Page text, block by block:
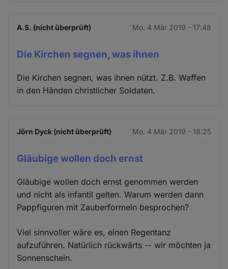
A.S. (nicht überprüft) Mo. 4 Mär 2019 - 17:48
Die Kirchen segnen, was ihnen
Die Kirchen segnen, was ihnen nützt. Z.B. Waffen
in den Händen christlicher Soldaten.
Jörn Dyck (nicht überprüft) Mo. 4 Mär 2019 - 18:25
Gläubige wollen doch ernst
Gläubige wollen doch ernst genommen werden
und nicht als infantil gelten. Warum werden dann
Pappfiguren mit Zauberformeln besprochen?
Viel sinnvoller wäre es, einen Regentanz
aufzuführen. Natürlich rückwärts -- wir möchten ja
Sonnenschein.